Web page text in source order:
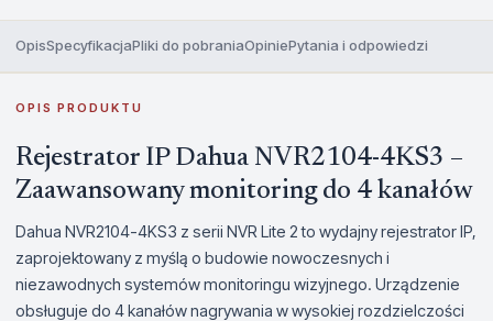
OpisSpecyfikacjaPliki do pobraniaOpiniePytania i odpowiedzi
OPIS PRODUKTU
Rejestrator IP Dahua NVR2104-4KS3 –
Zaawansowany monitoring do 4 kanałów
Dahua NVR2104-4KS3 z serii NVR Lite 2 to wydajny rejestrator IP,
zaprojektowany z myślą o budowie nowoczesnych i
niezawodnych systemów monitoringu wizyjnego. Urządzenie
obsługuje do 4 kanałów nagrywania w wysokiej rozdzielczości